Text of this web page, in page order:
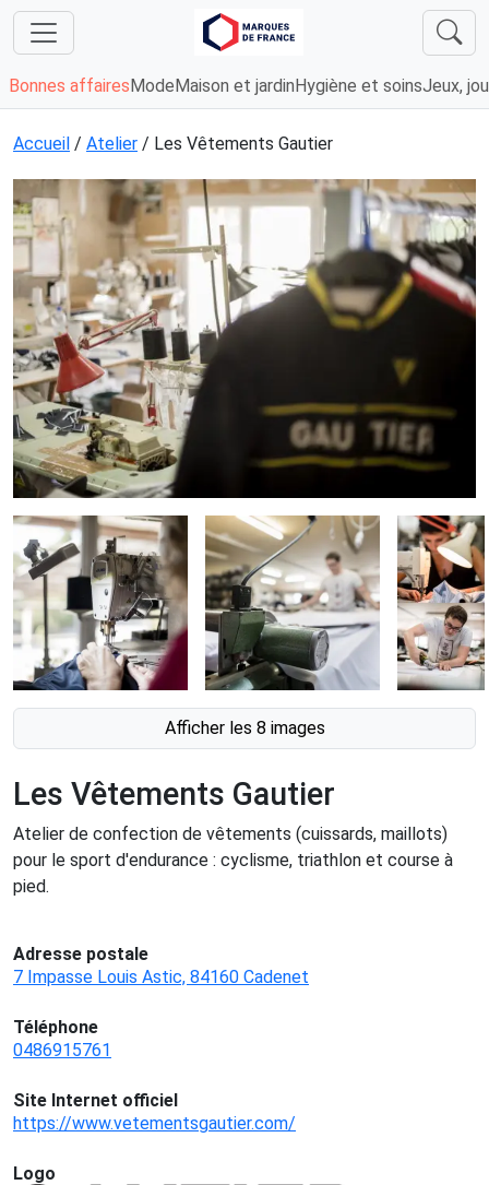
Bonnes affaires Mode Maison et jardin Hygiène et soinsJeux,
Accueil / Atelier / Les Vêtements Gautier
Afficher les 8 images
Les Vêtements Gautier
Atelier de confection de vêtements (cuissards, maillots)
pour le sport d'endurance : cyclisme, triathlon et course à
pied.
Adresse postale
7 Impasse Louis Astic, 84160 Cadenet
Téléphone
0486915761
Site Internet officiel
https://www.vetementsgautier.com/
Logo